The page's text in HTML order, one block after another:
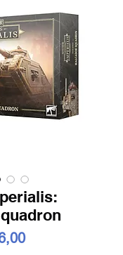
Sale-